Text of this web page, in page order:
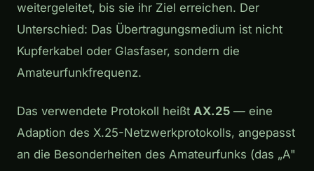
weitergeleitet, bis sie ihr Ziel erreichen. Der
Unterschied: Das Übertragungsmedium ist nicht
Kupferkabel oder Glasfaser, sondern die
Amateurfunkfrequenz.
Das verwendete Protokoll heißt AX.25 — eine
Adaption des X.25-Netzwerkprotokolls, angepasst
an die Besonderheiten des Amateurfunks (das „A"